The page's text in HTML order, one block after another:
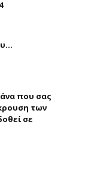
που σας
των
σε